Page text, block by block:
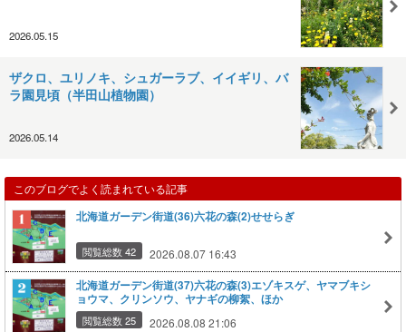
2026.05.15
ザクロ、ユリノキ、シュガーラブ、イイギリ、バ
ラ園見頃（半田山植物園）
2026.05.14
このブログでよく読まれている記事
北海道ガーデン街道(36)六花の森(2)せせらぎ
閲覧総数 42 2026.08.07 16:43
北海道ガーデン街道(37)六花の森(3)エゾキスゲ、ヤマブキシ
ョウマ、クリンソウ、ヤナギの柳絮、ほか
閲覧総数 25 2026.08.08 21:06